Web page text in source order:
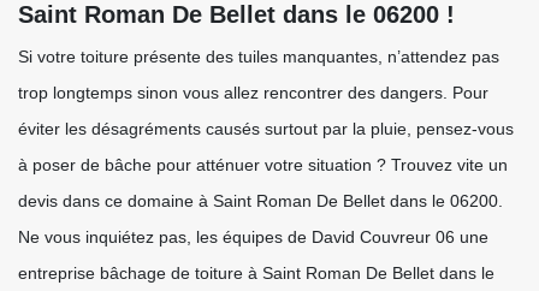
Saint Roman De Bellet dans le 06200 !
Si votre toiture présente des tuiles manquantes, n’attendez pas
trop longtemps sinon vous allez rencontrer des dangers. Pour
éviter les désagréments causés surtout par la pluie, pensez-vous
à poser de bâche pour atténuer votre situation ? Trouvez vite un
devis dans ce domaine à Saint Roman De Bellet dans le 06200.
Ne vous inquiétez pas, les équipes de David Couvreur 06 une
entreprise bâchage de toiture à Saint Roman De Bellet dans le